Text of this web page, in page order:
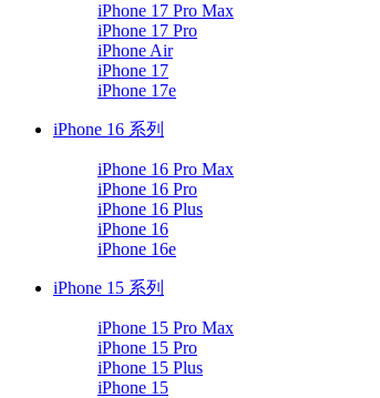
iPhone 17 Pro Max
iPhone 17 Pro
iPhone Air
iPhone 17
iPhone 17e
iPhone 16 系列
iPhone 16 Pro Max
iPhone 16 Pro
iPhone 16 Plus
iPhone 16
iPhone 16e
iPhone 15 系列
iPhone 15 Pro Max
iPhone 15 Pro
iPhone 15 Plus
iPhone 15